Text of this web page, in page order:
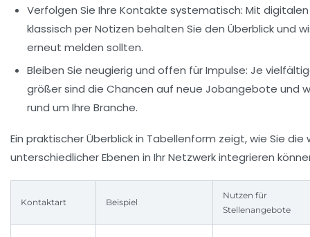
Verfolgen Sie Ihre Kontakte systematisch: Mit
klassisch per Notizen behalten Sie den Überblick und
erneut melden sollten.
Bleiben Sie neugierig und offen für Impulse: Je
größer sind die Chancen auf neue Jobangebote und
rund um Ihre Branche.
Ein praktischer Überblick in Tabellenform zeigt, wie Sie
unterschiedlicher Ebenen in Ihr Netzwerk integrieren
Kontaktart Beispiel
Nutzen für
Stellenangebote